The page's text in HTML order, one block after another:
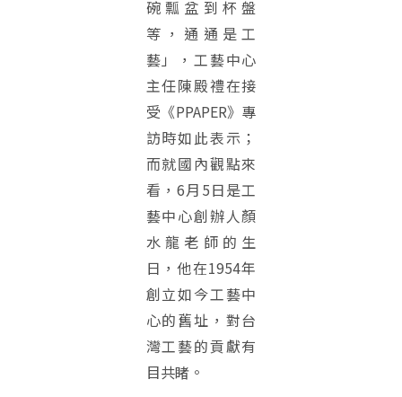
碗瓢盆到杯盤
等，通通是工
藝」，工藝中心
主任陳殿禮在接
受《PPAPER》專
訪時如此表示；
而就國內觀點來
看，6月5日是工
藝中心創辦人顏
水龍老師的生
日，他在1954年
創立如今工藝中
心的舊址，對台
灣工藝的貢獻有
目共睹。